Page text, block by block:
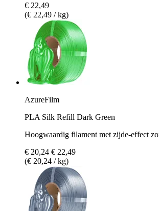
€ 22,49
(€ 22,49 / kg)
AzureFilm
PLA Silk Refill Dark Green
Hoogwaardig filament met zijde-effect
€ 20,24 € 22,49
(€ 20,24 / kg)